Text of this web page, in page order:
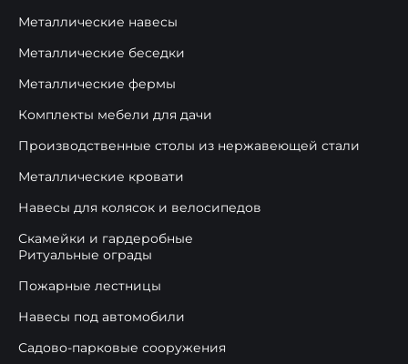
Металлические навесы
Металлические беседки
Металлические фермы
Комплекты мебели для дачи
Производственные столы из нержавеющей стали
Металлические кровати
Навесы для колясок и велосипедов
Скамейки и гардеробные
Ритуальные ограды
Пожарные лестницы
Навесы под автомобили
Садово-парковые сооружения